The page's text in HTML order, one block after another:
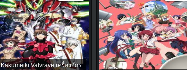
Kakumeiki Valvrave เครื่องจักร